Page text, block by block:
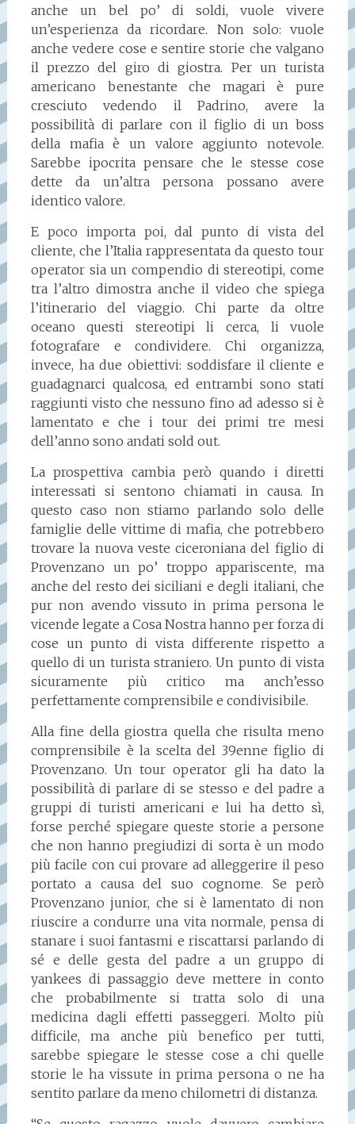
anche un bel po’ di soldi, vuole vivere
un’esperienza da ricordare. Non solo: vuole
anche vedere cose e sentire storie che valgano
il prezzo del giro di giostra. Per un turista
americano benestante che magari è pure
cresciuto vedendo il Padrino, avere la
possibilità di parlare con il figlio di un boss
della mafia è un valore aggiunto notevole.
Sarebbe ipocrita pensare che le stesse cose
dette da un’altra persona possano avere
identico valore.
E poco importa poi, dal punto di vista del
cliente, che l’Italia rappresentata da questo tour
operator sia un compendio di stereotipi, come
tra l’altro dimostra anche il video che spiega
l’itinerario del viaggio. Chi parte da oltre
oceano questi stereotipi li cerca, li vuole
fotografare e condividere. Chi organizza,
invece, ha due obiettivi: soddisfare il cliente e
guadagnarci qualcosa, ed entrambi sono stati
raggiunti visto che nessuno fino ad adesso si è
lamentato e che i tour dei primi tre mesi
dell’anno sono andati sold out.
La prospettiva cambia però quando i diretti
interessati si sentono chiamati in causa. In
questo caso non stiamo parlando solo delle
famiglie delle vittime di mafia, che potrebbero
trovare la nuova veste ciceroniana del figlio di
Provenzano un po’ troppo appariscente, ma
anche del resto dei siciliani e degli italiani, che
pur non avendo vissuto in prima persona le
vicende legate a Cosa Nostra hanno per forza di
cose un punto di vista differente rispetto a
quello di un turista straniero. Un punto di vista
sicuramente più critico ma anch’esso
perfettamente comprensibile e condivisibile.
Alla fine della giostra quella che risulta meno
comprensibile è la scelta del 39enne figlio di
Provenzano. Un tour operator gli ha dato la
possibilità di parlare di se stesso e del padre a
gruppi di turisti americani e lui ha detto sì,
forse perché spiegare queste storie a persone
che non hanno pregiudizi di sorta è un modo
più facile con cui provare ad alleggerire il peso
portato a causa del suo cognome. Se però
Provenzano junior, che si è lamentato di non
riuscire a condurre una vita normale, pensa di
stanare i suoi fantasmi e riscattarsi parlando di
sé e delle gesta del padre a un gruppo di
yankees di passaggio deve mettere in conto
che probabilmente si tratta solo di una
medicina dagli effetti passeggeri. Molto più
difficile, ma anche più benefico per tutti,
sarebbe spiegare le stesse cose a chi quelle
storie le ha vissute in prima persona o ne ha
sentito parlare da meno chilometri di distanza.